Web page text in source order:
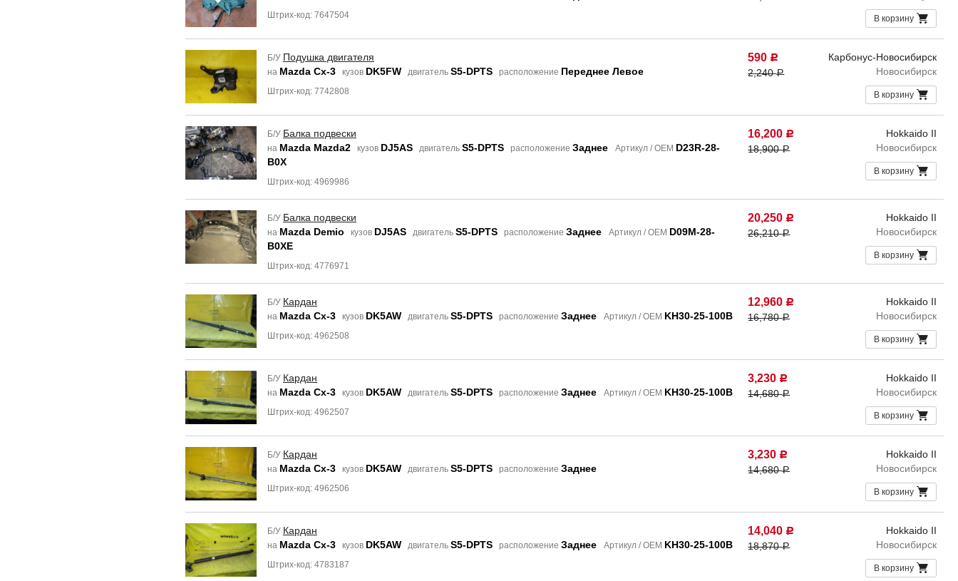
Штрих-код: 7647504 В корзину
Б/У Подушка двигателя
на Mazda Cx-3 кузов DK5FW двигатель S5-DPTS расположение Переднее Левое
Штрих-код: 7742808
590 Р
2,240Р
Карбонус-Новосибирск
Новосибирск
В корзину
Б/У Балка подвески
на Mazda Mazda2 кузов DJ5AS двигатель S5-DPTS расположение Заднее Артикул / OEM D23R-28-
B0X
Штрих-код: 4969986
16,200 Р
18,900Р
Hokkaido II
Новосибирск
В корзину
Б/У Балка подвески
на Mazda Demio кузов DJ5AS двигатель S5-DPTS расположение Заднее Артикул / OEM D09M-28-
B0XE
Штрих-код: 4776971
20,250 Р
26,210Р
Hokkaido II
Новосибирск
В корзину
Б/У Кардан
на Mazda Cx-3 кузов DK5AW двигатель S5-DPTS расположение Заднее Артикул / OEM KH30-25-100B
Штрих-код: 4962508
12,960 Р
16,780Р
Hokkaido II
Новосибирск
В корзину
Б/У Кардан
на Mazda Cx-3 кузов DK5AW двигатель S5-DPTS расположение Заднее Артикул / OEM KH30-25-100B
Штрих-код: 4962507
3,230 Р
14,680Р
Hokkaido II
Новосибирск
В корзину
Б/У Кардан
на Mazda Cx-3 кузов DK5AW двигатель S5-DPTS расположение Заднее
Штрих-код: 4962506
3,230 Р
14,680Р
Hokkaido II
Новосибирск
В корзину
Б/У Кардан
на Mazda Cx-3 кузов DK5AW двигатель S5-DPTS расположение Заднее Артикул / OEM KH30-25-100B
Штрих-код: 4783187
14,040 Р
18,870Р
Hokkaido II
Новосибирск
В корзину